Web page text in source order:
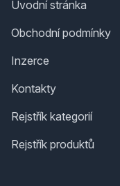
Úvodní stránka
Obchodní podmínky
Inzerce
Kontakty
Rejstřík kategorií
Rejstřík produktů